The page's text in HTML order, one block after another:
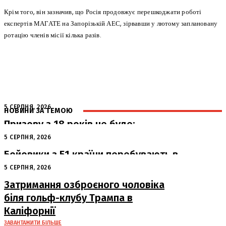
Крім того, він зазначив, що Росія продовжує перешкоджати роботі
експертів МАГАТЕ на Запорізькій АЕС, зірвавши у лютому заплановану
ротацію членів місії кілька разів.
НОВИНИ ЗА ТЕМОЮ
5 СЕРПНЯ, 2026
Призову з 18 років не буде:
офіційна позиція Офісу Президента
5 СЕРПНЯ, 2026
Бойовики з 51 країни перебувають в
українському полоні
5 СЕРПНЯ, 2026
Затримання озброєного чоловіка
біля гольф-клубу Трампа в
Каліфорнії
ЗАВАНТАЖИТИ БІЛЬШЕ